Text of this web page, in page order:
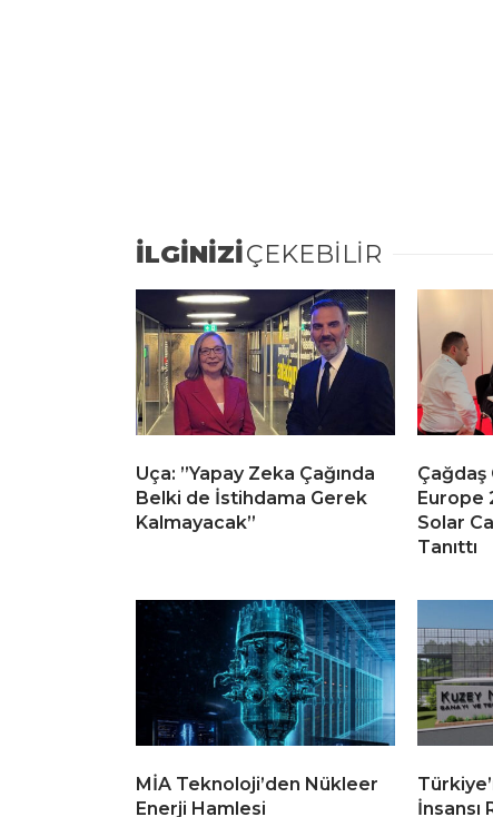
İLGİNİZİÇEKEBİLİR
Uça: ”Yapay Zeka Çağında
Belki de İstihdama Gerek
Kalmayacak”
Çağdaş
Europe
Solar
Tanıttı
MİA Teknoloji’den Nükleer
Enerji Hamlesi
İnsansı